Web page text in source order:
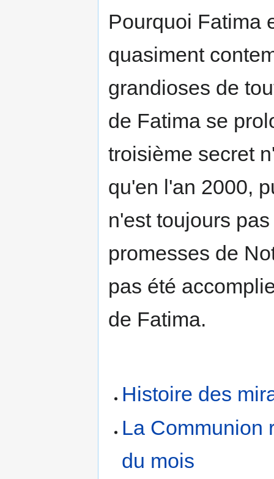
Pourquoi Fatima
quasiment
grandioses de
de Fatima se
troisième secret
qu'en l'an 2000,
n'est toujours
promesses de
pas été
de Fatima.
Histoire des
La Communion
du mois